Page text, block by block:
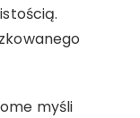
myśli